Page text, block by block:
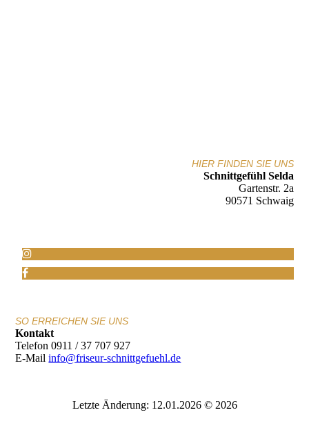
HIER FINDEN SIE UNS
Schnittgefühl Selda
Gartenstr. 2a
90571 Schwaig
SO ERREICHEN SIE UNS
Kontakt
Telefon 0911 / 37 707 927
E-Mailinfo@friseur-schnittgefuehl.de
Letzte Änderung: 12.01.2026 © 2026